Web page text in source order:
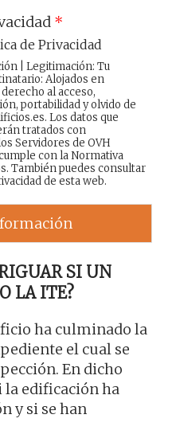
*
de Privacidad
| Legitimación: Tu
Alojados en
al acceso,
portabilidad y olvido de
Los datos que
tratados con
Servidores de OVH
con la Normativa
También puedes consultar
de esta web.
SI UN
LA ITE?
ha culminado la
el cual se
En dicho
la edificación ha
y si se han